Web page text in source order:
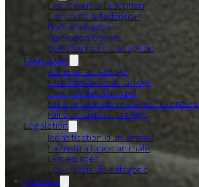
Les chiens à l’adoption
Les chats à l’adoption
Frais d’adoption
Opération Doyen
Questionnaire d’adoption
Nous aider
Adhérer au Refuge
Etre bénévole au refuge
Être famille d’accueil
Faire un don de matériel/nourriture
Faire un don ou un legs
Législation
Identification d’un animal
La maltraitance animale
Les équidés
Les chiens de catégorie
Conseils